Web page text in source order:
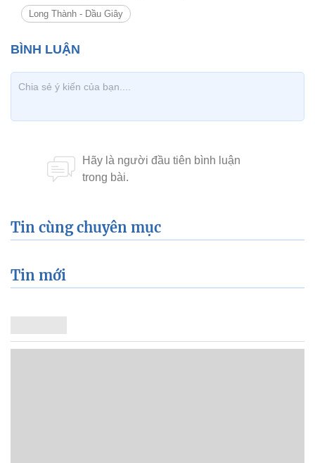
Long Thành - Dầu Giây
Tin cùng chuyên mục
Tin mới